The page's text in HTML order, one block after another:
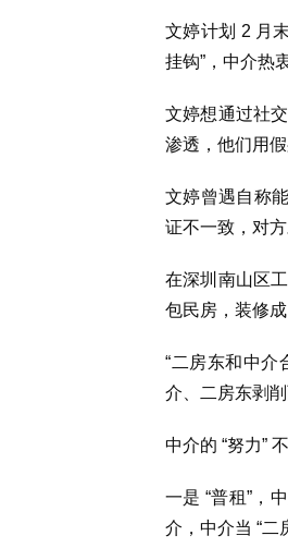
文婷计划 2 月
挂钩”，中介热
文婷想通过社
渗透，他们用
文婷曾遇自称
证不一致，对
在深圳南山区
包民房，装修成
“二房东和中介
介、二房东剥削
中介的 “努力”
一是 “普租”，
介，中介当 “二